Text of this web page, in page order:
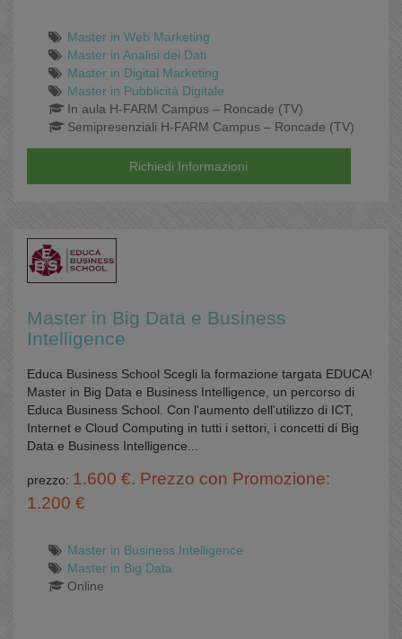
Master in Web Marketing
Master in Analisi dei Dati
Master in Digital Marketing
Master in Pubblicità Digitale
In aula H-FARM Campus – Roncade (TV)
Semipresenziali H-FARM Campus – Roncade (TV)
Richiedi Informazioni
Master in Big Data e Business
Intelligence
Educa Business School Scegli la formazione targata EDUCA!
Master in Big Data e Business Intelligence, un percorso di
Educa Business School. Con l'aumento dell'utilizzo di ICT,
Internet e Cloud Computing in tutti i settori, i concetti di Big
Data e Business Intelligence...
prezzo: 1.600 €. Prezzo con Promozione:
1.200 €
Master in Business Intelligence
Master in Big Data
Online